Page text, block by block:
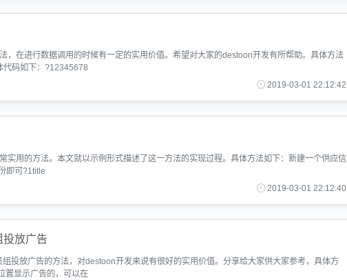
，在进行数据调用的时候有一定的实用价值。希望对大家的destoon开发有所帮助。具体方法
代码如下：?12345678
2019-03-01 22:12:42
实用的方法。本文就以示例形式描述了这一方法的实现过程。具体方法如下：新建一个供应信
即可?1title
2019-03-01 22:12:40
投放广告
投放广告的方法，对destoon开发来说有很好的实用价值。分享给大家供大家参考，具体方
置显示广告的，可以在